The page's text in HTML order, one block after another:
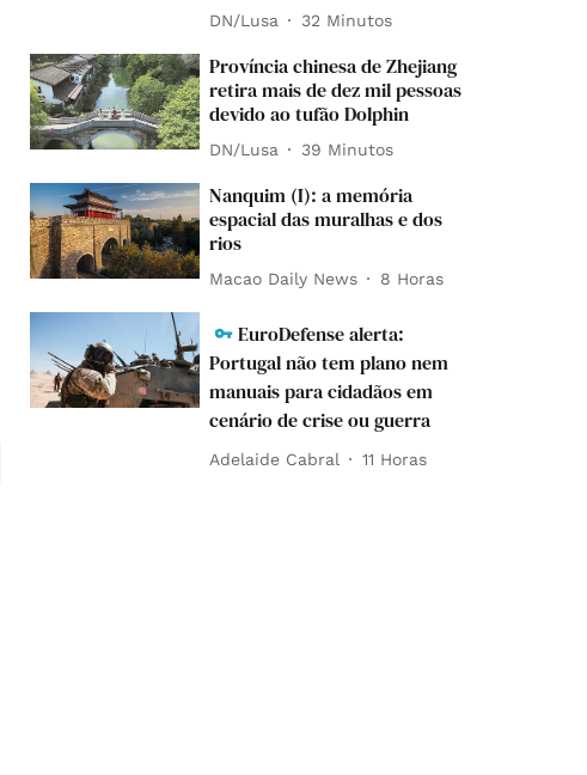
DN/Lusa 32 Minutos
Província chinesa de Zhejiang
retira mais de dez mil pessoas
devido ao tufão Dolphin
DN/Lusa 39 Minutos
Nanquim (I): a memória
espacial das muralhas e dos
rios
Macao Daily News 8 Horas
EuroDefense alerta:
Portugal não tem plano nem
manuais para cidadãos em
cenário de crise ou guerra
Adelaide Cabral 11 Horas